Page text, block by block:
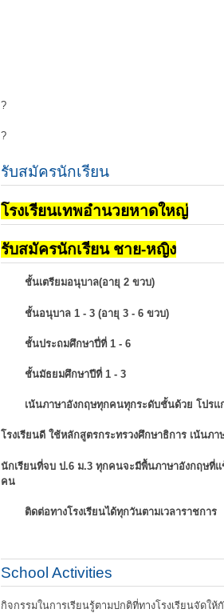
?
?
รับสมัครนักเรียน
โรงเรียนเทพอำนวยหาดใหญ่
รับสมัครนักเรียน ชาย-หญิง
ชั้นเตรียมอนุบาล(อายุ 2 ขวบ)
ชั้นอนุบาล 1 - 3 (อายุ 3 - 6 ขวบ)
ชั้นประถมศึกษาปี่ที่ 1 - 6
ชั้นมัธยมศึกษาปีที่ 1 - 3
เน้นภาษาอังกฤษทุกคนทุกระดับชั้นด้วย โปร
โรงเรียนดี ใช้หลักสูตรกระทรวงศึกษาธิการ เน้นภา
นักเรียนที่จบ ป.6 ม.3 ทุกคนจะมีพื้นภาษาอังกฤษที่แ
คน
ติดต่อทางโรงเรียนได้ทุกวันตามเวลาราชการ
School Activities
กิจกรรมในการเรียนรู้ตามปกติที่ทางโรงเรียนจัดให้